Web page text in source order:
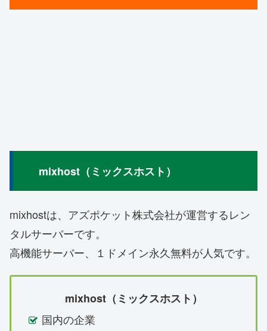
mixhost（ミックスホスト）
mixhostは、アズポケット株式会社が運営するレン
タルサーバーです。
高機能サーバー、１ドメイン永久無料が人気です。
mixhost（ミックスホスト）
国内の企業